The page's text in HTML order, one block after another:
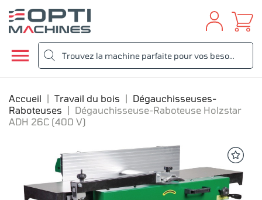

Accueil Travail du bois
Dégauchisseuses-
Raboteuses
Dégauchisseuse-Raboteuse Holzstar
ADH 26C (400 V)